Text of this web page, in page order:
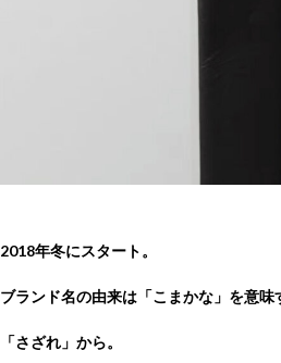
2018年冬にスタート。
ブランド名の由来は「こまかな」を意味
「さざれ」から。